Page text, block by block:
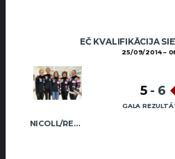
EČ KVALIFIKĀCIJA
25/09/2014
NICOLL/REGŽA
5 - 6
GALA